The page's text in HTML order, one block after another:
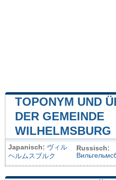
TOPONYM UND
DER GEMEINDE
WILHELMSBURG
Japanisch: ヴィル
ヘルムスブルク
Russisch: